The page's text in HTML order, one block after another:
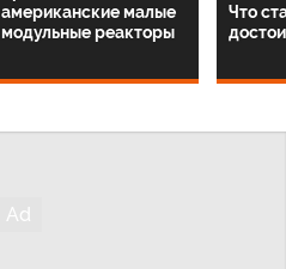
американские малые
модульные реакторы
Что